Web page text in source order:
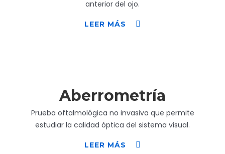
anterior del ojo.
LEER MÁS
Aberrometría
Prueba oftalmológica no invasiva que permite
estudiar la calidad óptica del sistema visual.
LEER MÁS